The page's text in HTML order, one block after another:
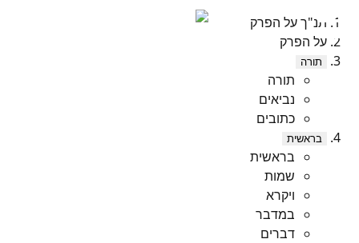
תנ"ך על הפרק
על הפרק
תורה
תורה
נביאים
כתובים
בראשית
בראשית
שמות
ויקרא
במדבר
דברים